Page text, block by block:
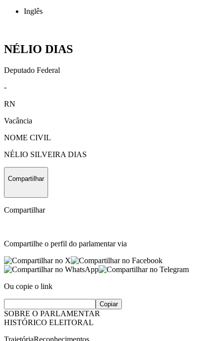
Inglês
NÉLIO DIAS
Deputado Federal
-
RN
Vacância
NOME CIVIL
NÉLIO SILVEIRA DIAS
Compartilhar
Compartilhar
Compartilhe o perfil do parlamentar via
Ou copie o link
Copiar
SOBRE O PARLAMENTAR
HISTÓRICO ELEITORAL